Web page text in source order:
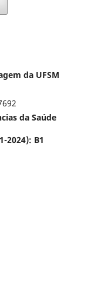
da UFSM
da Saúde
2024): B1